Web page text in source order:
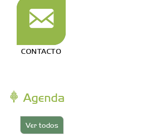
CONTACTO
Agenda
Ver todos